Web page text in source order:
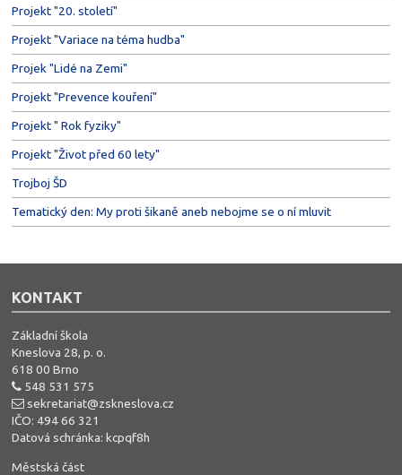
Projekt "20. století"
Projekt "Variace na téma hudba"
Projek "Lidé na Zemi"
Projekt "Prevence kouření"
Projekt " Rok fyziky"
Projekt "Život před 60 lety"
Trojboj ŠD
Tematický den: My proti šikaně aneb nebojme se o ní mluvit
KONTAKT
Základní škola
Kneslova 28, p. o.
618 00 Brno
548 531 575
sekretariat@zskneslova.cz
IČO: 494 66 321
Datová schránka: kcpqf8h
Městská část